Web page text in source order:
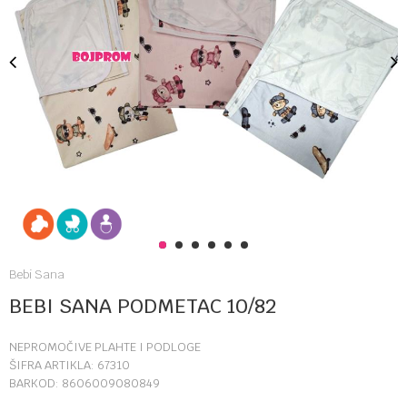
1 2 3 4 5 6
Bebi Sana
BEBI SANA PODMETAC 10/82
NEPROMOČIVE PLAHTE I PODLOGE
ŠIFRA ARTIKLA: 67310
BARKOD: 8606009080849